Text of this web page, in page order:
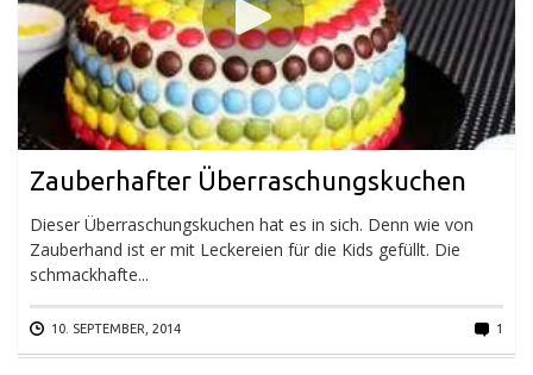
Zauberhafter Überraschungskuchen
Dieser Überraschungskuchen hat es in sich. Denn wie von
Zauberhand ist er mit Leckereien für die Kids gefüllt. Die
schmackhafte...
10. SEPTEMBER, 2014 1